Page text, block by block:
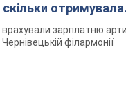
отримувала
зарплатню
філармонії